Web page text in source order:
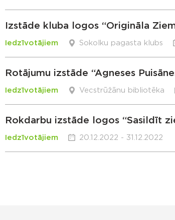
Izstāde kluba logos “Origināla
Iedzīvotājiem Sokolku pagasta klubs
Rotājumu izstāde “Agneses
Iedzīvotājiem Vecstrūžānu bibliotēka
Rokdarbu izstāde logos “Sasildīt
Iedzīvotājiem 20.12.2022 - 31.12.2022